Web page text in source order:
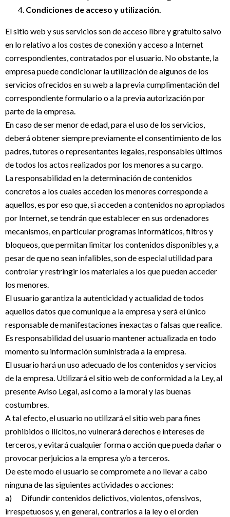
Condiciones de acceso y utilización.
El sitio web y sus servicios son de acceso libre y gratuito salvo
en lo relativo a los costes de conexión y acceso a Internet
correspondientes, contratados por el usuario. No obstante, la
empresa puede condicionar la utilización de algunos de los
servicios ofrecidos en su web a la previa cumplimentación del
correspondiente formulario o a la previa autorización por
parte de la empresa.
En caso de ser menor de edad, para el uso de los servicios,
deberá obtener siempre previamente el consentimiento de los
padres, tutores o representantes legales, responsables últimos
de todos los actos realizados por los menores a su cargo.
La responsabilidad en la determinación de contenidos
concretos a los cuales acceden los menores corresponde a
aquellos, es por eso que, si acceden a contenidos no apropiados
por Internet, se tendrán que establecer en sus ordenadores
mecanismos, en particular programas informáticos, filtros y
bloqueos, que permitan limitar los contenidos disponibles y, a
pesar de que no sean infalibles, son de especial utilidad para
controlar y restringir los materiales a los que pueden acceder
los menores.
El usuario garantiza la autenticidad y actualidad de todos
aquellos datos que comunique a la empresa y será el único
responsable de manifestaciones inexactas o falsas que realice.
Es responsabilidad del usuario mantener actualizada en todo
momento su información suministrada a la empresa.
El usuario hará un uso adecuado de los contenidos y servicios
de la empresa. Utilizará el sitio web de conformidad a la Ley, al
presente Aviso Legal, así como a la moral y las buenas
costumbres.
A tal efecto, el usuario no utilizará el sitio web para fines
prohibidos o ilícitos, no vulnerará derechos e intereses de
terceros, y evitará cualquier forma o acción que pueda dañar o
provocar perjuicios a la empresa y/o a terceros.
De este modo el usuario se compromete a no llevar a cabo
ninguna de las siguientes actividades o acciones:
a) Difundir contenidos delictivos, violentos, ofensivos,
irrespetuosos y, en general, contrarios a la ley o el orden